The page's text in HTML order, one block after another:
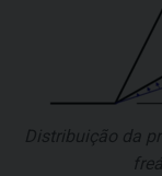
Distribuição da